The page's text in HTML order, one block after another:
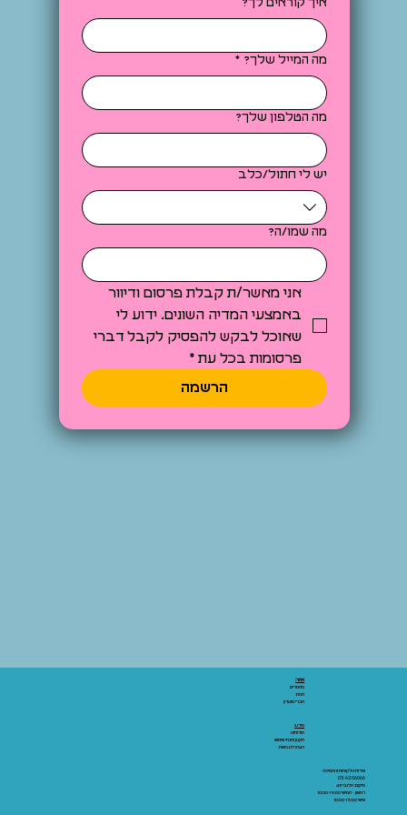
מה המייל שלך? *
מה הטלפון שלך?
יש לי חתול/כלב
מה שמו/ה?
אני מאשר/ת קבלת פרסום ודיוור
באמצעי המדיה השונים. ידוע לי
שאוכל לבקש להפסיק לקבל דברי
פרסומות בכל עת *
הרשמה
שירות הלקוחות והתמיכה
03-6206066
מיקום: אלנבי 43
ראשון - חמישי 10:00-19:00
שישי 10:00-15:00
אתר:
מאמרים
חנות
חברי מועדון
מידע:
אודותינו
תקנון ותנאי שימוש
הצהרת נגישות